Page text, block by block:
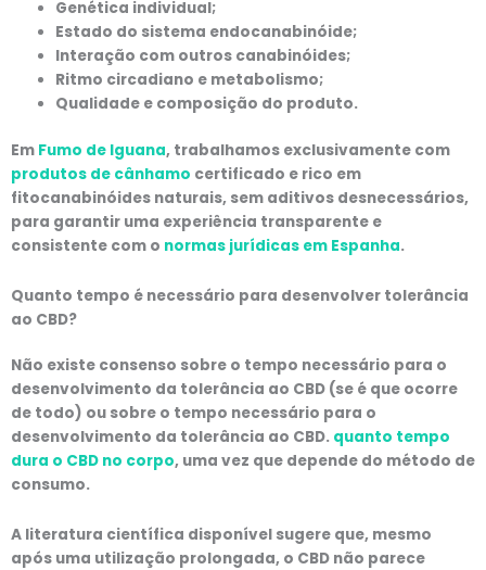
Genética individual;
Estado do sistema endocanabinóide;
Interação com outros canabinóides;
Ritmo circadiano e metabolismo;
Qualidade e composição do produto.
Em Fumo de Iguana, trabalhamos exclusivamente com
produtos de cânhamo certificado e rico em
fitocanabinóides naturais, sem aditivos desnecessários,
para garantir uma experiência transparente e
consistente com o normas jurídicas em Espanha.
Quanto tempo é necessário para desenvolver tolerância
ao CBD?
Não existe consenso sobre o tempo necessário para o
desenvolvimento da tolerância ao CBD (se é que ocorre
de todo) ou sobre o tempo necessário para o
desenvolvimento da tolerância ao CBD. quanto tempo
dura o CBD no corpo, uma vez que depende do método de
consumo.
A literatura científica disponível sugere que, mesmo
após uma utilização prolongada, o CBD não parece